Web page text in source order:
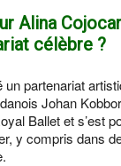
Alina
célèbre ?
partenariat
Johan
Ballet et s’est
y compris dans